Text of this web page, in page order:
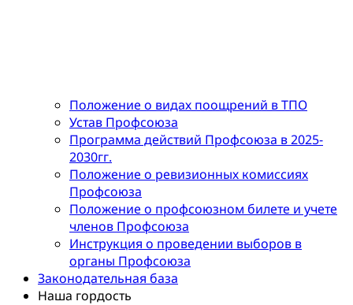
Положение о видах поощрений в ТПО
Устав Профсоюза
Программа действий Профсоюза в 2025-
2030гг.
Положение о ревизионных комиссиях
Профсоюза
Положение о профсоюзном билете и учете
членов Профсоюза
Инструкция о проведении выборов в
органы Профсоюза
Законодательная база
Наша гордость